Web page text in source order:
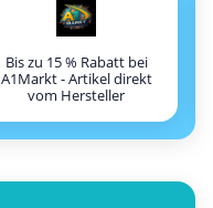
Bis zu 15 % Rabatt bei
A1Markt - Artikel direkt
vom Hersteller